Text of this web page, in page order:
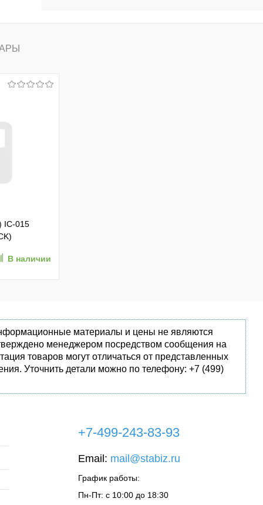
IC-015
В наличии
материалы и цены не являются
менеджером посредством сообщения на
товаров могут отличаться от представленных
Уточнить детали можно по телефону: +7 (499)
+7-499-243-83-93
Email: mail@stabiz.ru
График работы:
Пн-Пт: с 10:00 до 18:30